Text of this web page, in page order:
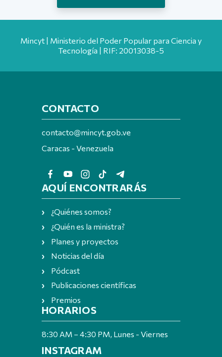
Mincyt | Ministerio del Poder Popular para Ciencia y
Tecnología | RIF: 20013038-5
CONTACTO
contacto@mincyt.gob.ve
Caracas - Venezuela
AQUÍ ENCONTRARÁS
¿Quiénes somos?
¿Quién es la ministra?
Planes y proyectos
Noticias del día
Pódcast
Publicaciones científicas
Premios
HORARIOS
8:30 AM – 4:30 PM, Lunes - Viernes
INSTAGRAM